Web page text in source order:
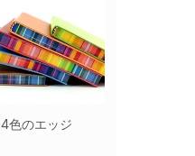
4色のエッジ